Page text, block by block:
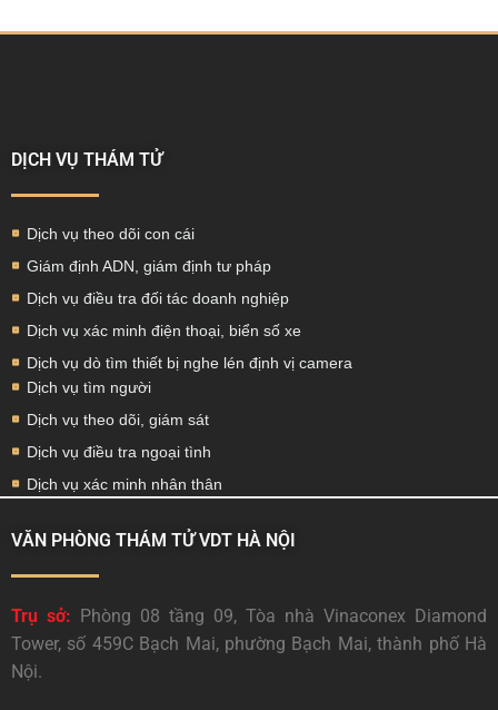
DỊCH VỤ THÁM TỬ
Dịch vụ theo dõi con cái
Giám định ADN, giám định tư pháp
Dịch vụ điều tra đối tác doanh nghiệp
Dịch vụ xác minh điện thoại, biển số xe
Dịch vụ dò tìm thiết bị nghe lén định vị camera
Dịch vụ tìm người
Dịch vụ theo dõi, giám sát
Dịch vụ điều tra ngoại tình
Dịch vụ xác minh nhân thân
VĂN PHÒNG THÁM TỬ VDT HÀ NỘI
Trụ sở: Phòng 08 tầng 09, Tòa nhà Vinaconex Diamond
Tower, số 459C Bạch Mai, phường Bạch Mai, thành phố Hà
Nội.